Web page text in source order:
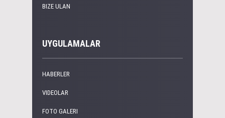
BIZE ULAN
UYGULAMALAR
HABERLER
VIDEOLAR
FOTO GALERI